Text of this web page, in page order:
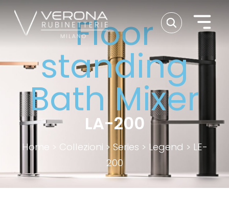
Floor
standing
Bath Mixer
LA-200
Home > Collezioni > Series > Legend > LE-
200